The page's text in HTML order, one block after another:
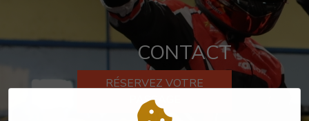
CONTACT
RÉSERVEZ VOTRE
PASSAGE